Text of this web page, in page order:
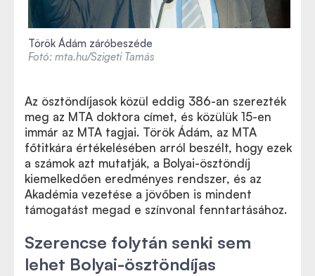
Török Ádám záróbeszéde
Fotó: mta.hu/Szigeti Tamás
Az ösztöndíjasok közül eddig 386-an szerezték
meg az MTA doktora címet, és közülük 15-en
immár az MTA tagjai. Török Ádám, az MTA
főtitkára értékelésében arról beszélt, hogy ezek
a számok azt mutatják, a Bolyai-ösztöndíj
kiemelkedően eredményes rendszer, és az
Akadémia vezetése a jövőben is mindent
támogatást megad e színvonal fenntartásához.
Szerencse folytán senki sem
lehet Bolyai-ösztöndíjas